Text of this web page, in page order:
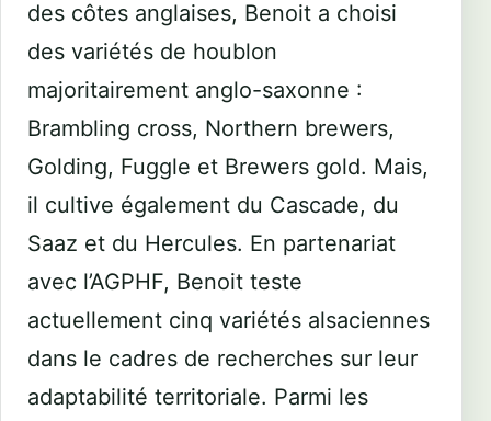
des côtes anglaises, Benoit a choisi
des variétés de houblon
majoritairement anglo-saxonne :
Brambling cross, Northern brewers,
Golding, Fuggle et Brewers gold. Mais,
il cultive également du Cascade, du
Saaz et du Hercules. En partenariat
avec l’AGPHF, Benoit teste
actuellement cinq variétés alsaciennes
dans le cadres de recherches sur leur
adaptabilité territoriale. Parmi les